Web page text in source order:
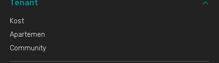
Tenant
Kost
Apartemen
Community